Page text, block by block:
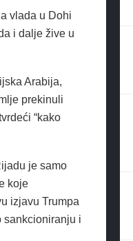
vlada u Dohi
i dalje žive u
Arabija,
prekinuli
“kako
je samo
koje
izjavu Trumpa
sankcioniranju i